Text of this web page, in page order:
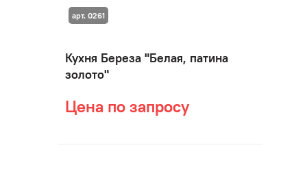
Кухня Береза "Белая, патина
золото"
Цена по запросу
арт. 0261